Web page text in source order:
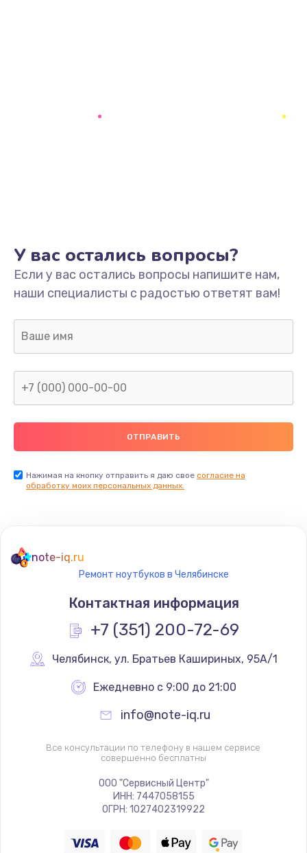
У вас остались вопросы?
Если у вас остались вопросы напишите нам,
наши специалисты с радостью ответят вам!
Нажимая на кнопку отправить я даю свое согласие на
обработку моих персональных данных.
note-iq.ru
Ремонт ноутбуков в Челябинске
Контактная информация
+7 (351) 200-72-69
Челябинск, ул. Братьев Кашириных, 95А/1
Ежедневно с 9:00 до 21:00
info@note-iq.ru
Все консультации по телефону в нашем сервисе
совершенно бесплатны
ООО "Сервисный Центр"
ИНН: 7447058155
ОГРН: 1027402319922